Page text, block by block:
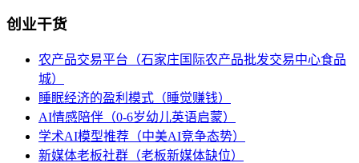
创业干货
农产品交易平台（石家庄国际农产品批发交易中心食品
城）
睡眠经济的盈利模式（睡觉赚钱）
AI情感陪伴（0-6岁幼儿英语启蒙）
学术AI模型推荐（中美AI竞争态势）
新媒体老板社群（老板新媒体缺位）